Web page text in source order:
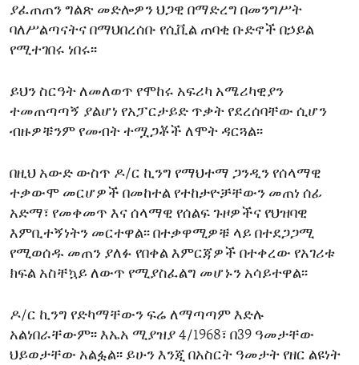
ያፈጠጠን ግልጽ መድሎዎን ህጋዊ በማድረግ በመንግሥት
ባለሥልጣናትና በማህበረሰቡ የሲቪል ጠባቂ ቡድኖች በኃይል
የሚተገበሩ ነበሩ፡፡
ይህን ስርዓት ለመለወጥ የሞከሩ አፍሪካ አሜሪካዊያን
ተመጠጣጣኝ ያልሆነ የአፓርታይድ ጥቃት የደረሰባቸው ሲሆን
ብዙዎቹንም የመብት ተሟጋቾች ለሞት ዳርጓል፡፡
በዚህ አውድ ውስጥ ዶ/ር ኪንግ የማህተማ ጋንዲን የሰላማዊ
ተቃውሞ መርሆዎች በመከተል የተከታዮቻቸውን መጠነ ሰፊ
አድማ፣ የመቀመጥ እና ሰላማዊ የሰልፍ ጉዞዎችና የህዝባዊ
እምቢተኝነትን መርተዋል፡፡ በተቃዋሚዎቹ ላይ በተደጋጋሚ
የሚወሰዱ መጠን ያለፉ የበቀል እምርጃዎች በተቀረው የአገሪቱ
ክፍል አስቸኳይ ለውጥ የሚያስፈልግ መሆኑን አሳይተዋል፡፡
ዶ/ር ኪንግ የድካማቸውን ፍሬ ለማጣጣም እድሉ
አልነበራቸውም፡፡ እኤአ ሚያዝያ 4/1968፣ በ39 ዓመታቸው
ህይወታቸው አልፏል፡፡ ይሁን እንጂ በአስርት ዓመታት የዘር ልዩነት